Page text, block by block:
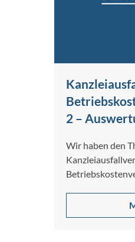
2 –
Wir haben den
vor. Zum